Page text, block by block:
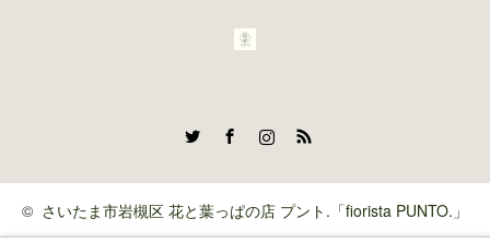
RSS
© さいたま市岩槻区 花と葉っぱの店 プント.「fiorista PUNTO.」